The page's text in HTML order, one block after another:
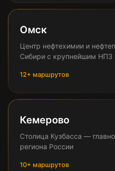
Омск
Центр нефтехимии и
Сибири с крупнейшим НПЗ
12+ маршрутов
Кемерово
Столица Кузбасса —
региона России
10+ маршрутов